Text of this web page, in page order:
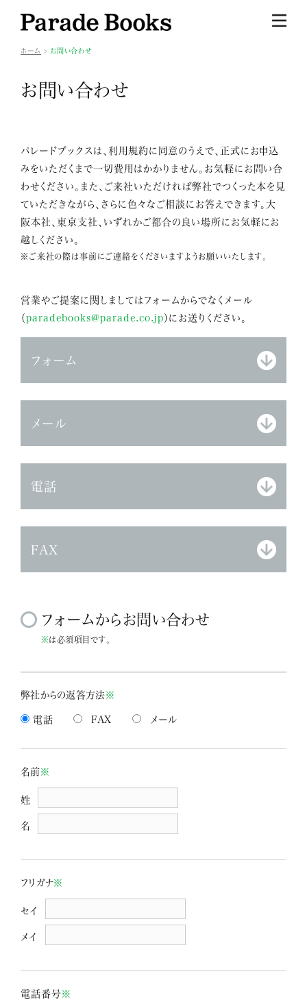
ホーム お問い合わせ
お問い合わせ
パレードブックスは、利用規約に同意のうえで、正式にお申込
みをいただくまで一切費用はかかりません。お気軽にお問い合
わせください。また、ご来社いただければ弊社でつくった本を見
ていただきながら、さらに色々なご相談にお答えできます。大
阪本社、東京支社、いずれかご都合の良い場所にお気軽にお
越しください。
※ご来社の際は事前にご連絡をくださいますようお願いいたします。
営業やご提案に関しましてはフォームからでなくメール
（paradebooks@parade.co.jp）にお送りください。
フォーム
メール
電話
FAX
フォームからお問い合わせ
※は必須項目です。
弊社からの返答方法※
電話 FAX メール
名前※
姓
名
フリガナ※
セイ
メイ
電話番号※